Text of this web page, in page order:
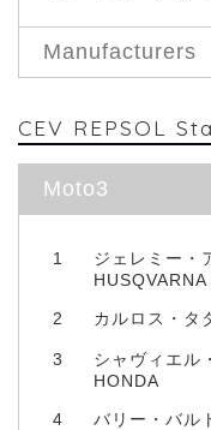
Manufacturers
CEV REPSOL
Moto3
1
ジェレミー・
HUSQVARNA
2 カルロス・タ
3
シャヴィエル
HONDA
4 バリー・バル